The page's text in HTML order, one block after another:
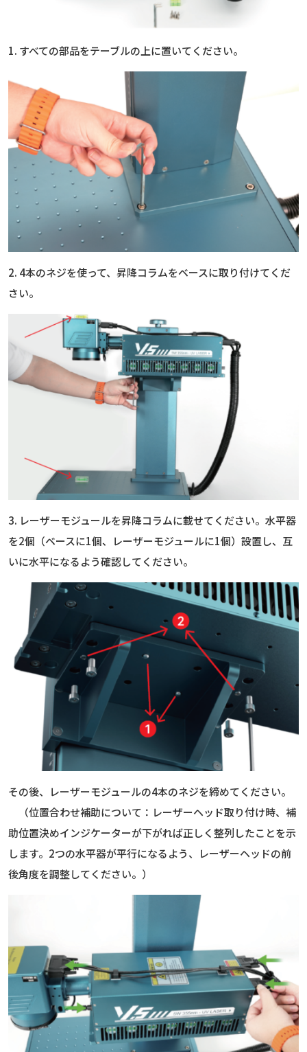
1. すべての部品をテーブルの上に置いてください。
2. 4本のネジを使って、昇降コラムをベースに取り付けてくだ
さい。
3. レーザーモジュールを昇降コラムに載せてください。水平器
を2個（ベースに1個、レーザーモジュールに1個）設置し、互
いに水平になるよう確認してください。
その後、レーザーモジュールの4本のネジを締めてください。
（位置合わせ補助について：レーザーヘッド取り付け時、補
助位置決めインジケーターが下がれば正しく整列したことを示
します。2つの水平器が平行になるよう、レーザーヘッドの前
後角度を調整してください。）